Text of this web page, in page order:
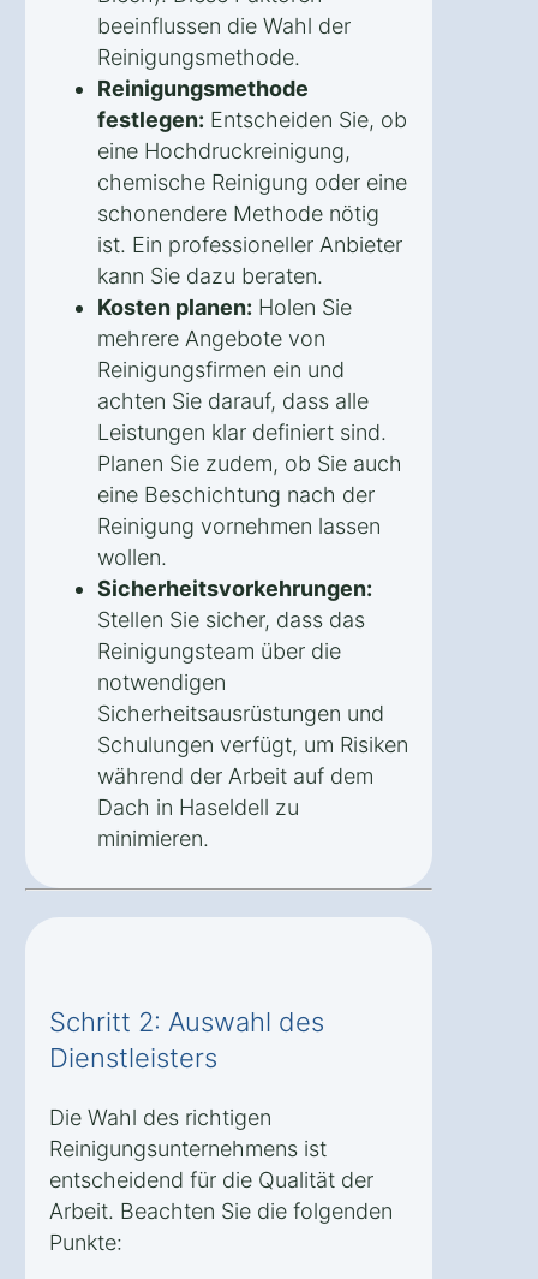
beeinflussen die Wahl der
Reinigungsmethode.
Reinigungsmethode
festlegen: Entscheiden Sie, ob
eine Hochdruckreinigung,
chemische Reinigung oder eine
schonendere Methode nötig
ist. Ein professioneller Anbieter
kann Sie dazu beraten.
Kosten planen: Holen Sie
mehrere Angebote von
Reinigungsfirmen ein und
achten Sie darauf, dass alle
Leistungen klar definiert sind.
Planen Sie zudem, ob Sie auch
eine Beschichtung nach der
Reinigung vornehmen lassen
wollen.
Sicherheitsvorkehrungen:
Stellen Sie sicher, dass das
Reinigungsteam über die
notwendigen
Sicherheitsausrüstungen und
Schulungen verfügt, um Risiken
während der Arbeit auf dem
Dach in Haseldell zu
minimieren.
Schritt 2: Auswahl des
Dienstleisters
Die Wahl des richtigen
Reinigungsunternehmens ist
entscheidend für die Qualität der
Arbeit. Beachten Sie die folgenden
Punkte: